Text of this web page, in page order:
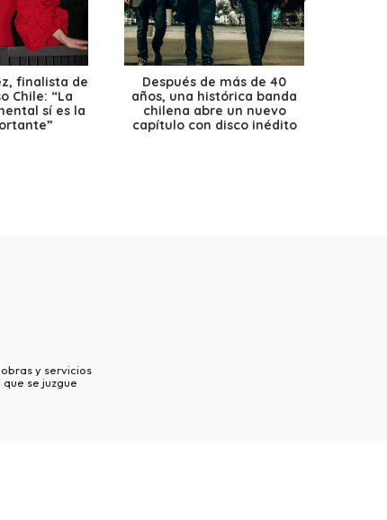
finalista de
Chile: “La
sí es la
Después de más de 40
años, una histórica banda
chilena abre un nuevo
capítulo con disco inédito
y servicios
se juzgue